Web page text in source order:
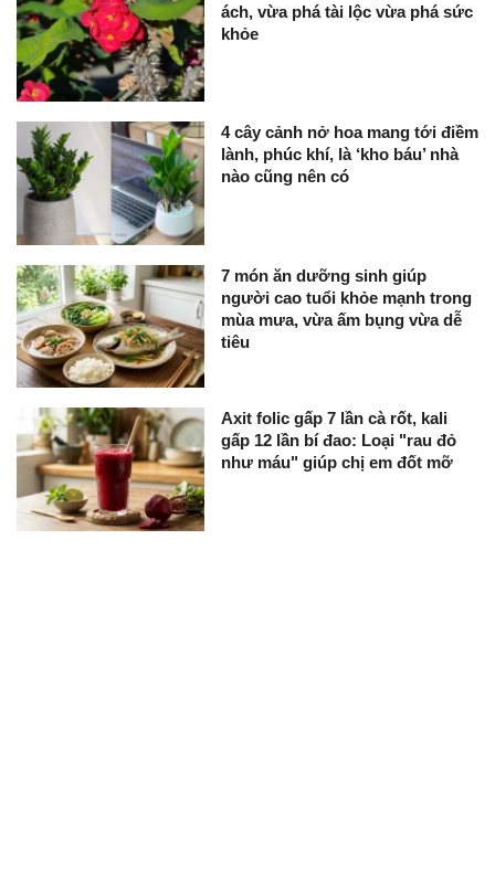
ách, vừa phá tài lộc vừa phá sức
khỏe
4 cây cảnh nở hoa mang tới điềm
lành, phúc khí, là ‘kho báu’ nhà
nào cũng nên có
7 món ăn dưỡng sinh giúp
người cao tuổi khỏe mạnh trong
mùa mưa, vừa ấm bụng vừa dễ
tiêu
Axit folic gấp 7 lần cà rốt, kali
gấp 12 lần bí đao: Loại "rau đỏ
như máu" giúp chị em đốt mỡ